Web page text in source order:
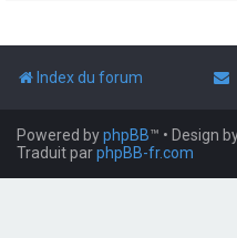
Index du forum
Powered byphpBB™ • Design
Traduit parphpBB-fr.com